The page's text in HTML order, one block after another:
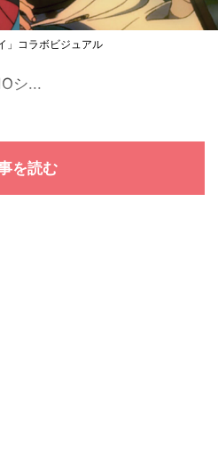
」コラボビジュアル
シ...
を読む